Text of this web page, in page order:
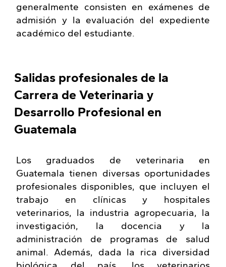
generalmente consisten en exámenes de
admisión y la evaluación del expediente
académico del estudiante.
Salidas profesionales de la
Carrera de Veterinaria y
Desarrollo Profesional en
Guatemala
Los graduados de veterinaria en
Guatemala tienen diversas oportunidades
profesionales disponibles, que incluyen el
trabajo en clínicas y hospitales
veterinarios, la industria agropecuaria, la
investigación, la docencia y la
administración de programas de salud
animal. Además, dada la rica diversidad